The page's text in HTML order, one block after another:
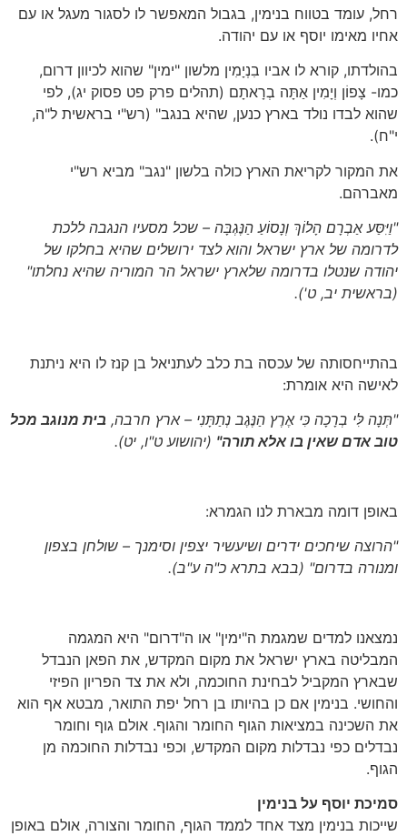
רחל, עומד בטווח בנימין, בגבול המאפשר לו לסגור מעגל או עם
אחיו מאימו יוסף או עם יהודה.
בהולדתו, קורא לו אביו בִנְיָמִין מלשון "ימין" שהוא לכיוון דרום,
כמו- צָפוֹן וְיָמִין אַתָּה בְרָאתָם (תהלים פרק פט פסוק יג), לפי
שהוא לבדו נולד בארץ כנען, שהיא בנגב" (רש"י בראשית ל"ה,
י"ח).
את המקור לקריאת הארץ כולה בלשון "נגב" מביא רש"י
מאברהם.
"וַיִּסַּע אַבְרָם הָלוֹךְ וְנָסוֹעַ הַנֶּגְבָּה – שכל מסעיו הנגבה ללכת
לדרומה של ארץ ישראל והוא לצד ירושלים שהיא בחלקו של
יהודה שנטלו בדרומה שלארץ ישראל הר המוריה שהיא נחלתו"
(בראשית יב, ט').
בהתייחסותה של עכסה בת כלב לעתניאל בן קנז לו היא ניתנת
לאישה היא אומרת:
"תְּנָה לִּי בְרָכָה כִּי אֶרֶץ הַנֶּגֶב נְתַתָּנִי – ארץ חרבה, בית מנוגב מכל
טוב אדם שאין בו אלא תורה" (יהושוע ט"ו, יט).
באופן דומה מבארת לנו הגמרא:
"הרוצה שיחכים ידרים ושיעשיר יצפין וסימנך – שולחן בצפון
ומנורה בדרום" (בבא בתרא כ"ה ע"ב).
נמצאנו למדים שמגמת ה"ימין" או ה"דרום" היא המגמה
המבליטה בארץ ישראל את מקום המקדש, את הפאן הנבדל
שבארץ המקביל לבחינת החוכמה, ולא את צד הפריון הפיזי
והחושי. בנימין אם כן בהיותו בן רחל יפת התואר, מבטא אף הוא
את השכינה במציאות הגוף החומר והגוף. אולם גוף וחומר
נבדלים כפי נבדלות מקום המקדש, וכפי נבדלות החוכמה מן
הגוף.
סמיכת יוסף על בנימין
שייכות בנימין מצד אחד לממד הגוף, החומר והצורה, אולם באופן